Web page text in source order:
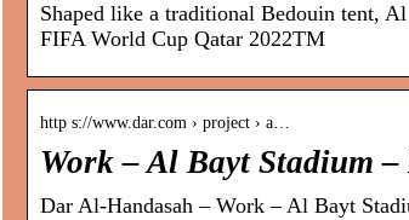
Shaped like a traditional Bedouin tent,
FIFA World Cup Qatar 2022TM
http s://www.dar.com › project › a…
Work – Al Bayt Stadium
Dar Al-Handasah – Work – Al Bayt